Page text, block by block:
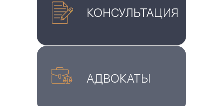
КОНСУЛЬТАЦИЯ
АДВОКАТЫ